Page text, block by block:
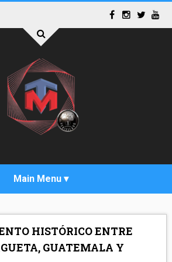
HISTÓRICO ENTRE
GUATEMALA Y